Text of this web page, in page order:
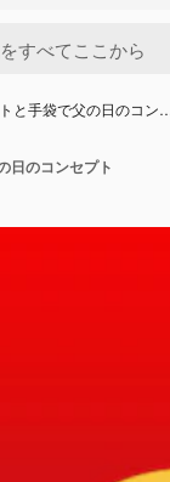
と手袋で父の日のコン
日のコンセプト